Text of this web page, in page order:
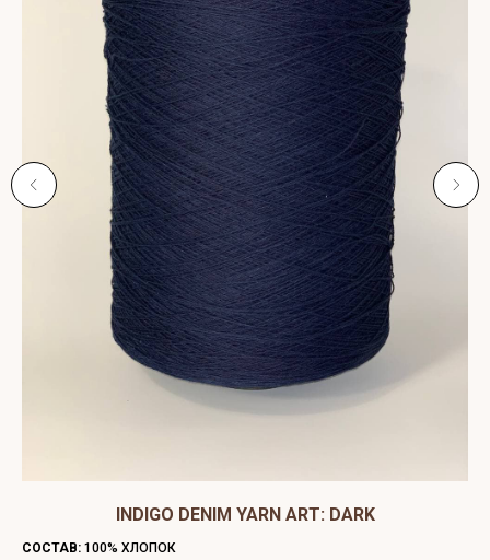
INDIGO DENIM YARN ART: DARK
СОСТАВ: 100% ХЛОПОК